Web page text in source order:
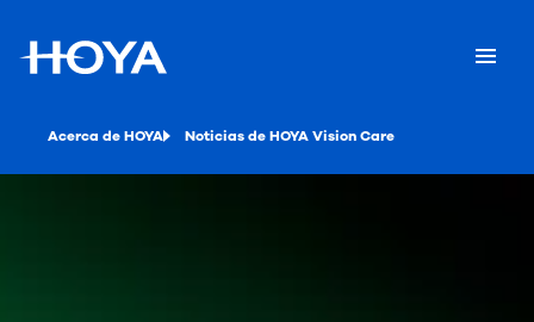
Acerca de HOYA Noticias de HOYA Vision Care